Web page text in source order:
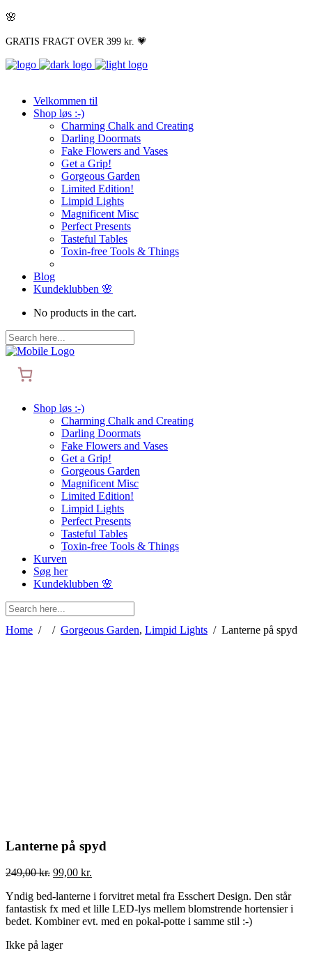
🌸
GRATIS FRAGT OVER 399 kr. 💗
Velkommen til
Shop løs :-)
Charming Chalk and Creating
Darling Doormats
Fake Flowers and Vases
Get a Grip!
Gorgeous Garden
Limited Edition!
Limpid Lights
Magnificent Misc
Perfect Presents
Tasteful Tables
Toxin-free Tools & Things
Blog
Kundeklubben 🌸
No products in the cart.
Shop løs :-)
Charming Chalk and Creating
Darling Doormats
Fake Flowers and Vases
Get a Grip!
Gorgeous Garden
Magnificent Misc
Limited Edition!
Limpid Lights
Perfect Presents
Tasteful Tables
Toxin-free Tools & Things
Kurven
Søg her
Kundeklubben 🌸
Home / / Gorgeous Garden, Limpid Lights / Lanterne på spyd
Lanterne på spyd
249,00kr. 99,00 kr.
Yndig bed-lanterne i forvitret metal fra Esschert Design. Den står
fantastisk fx med et lille LED-lys mellem blomstrende hortensier i
bedet. Kombiner evt. med en pokal-potte i samme stil :-)
Ikke på lager